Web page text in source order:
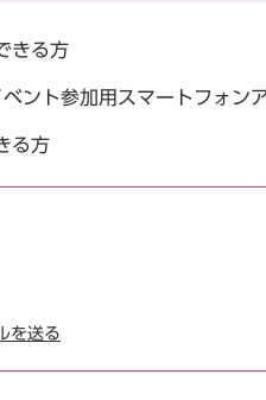
きる方
ント参加用スマートフォン
る方
を送る